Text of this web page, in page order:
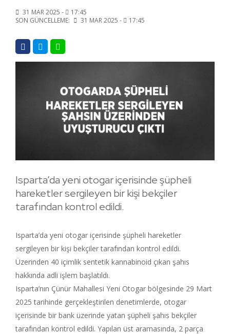
31 MAR 2025 -
17:45
SON GÜNCELLEME:
31 MAR 2025 - 17:45
Isparta’da yeni otogar içerisinde şüpheli
hareketler sergileyen bir kişi bekçiler
tarafından kontrol edildi.
Isparta’da yeni otogar içerisinde şüpheli hareketler
sergileyen bir kişi bekçiler tarafından kontrol edildi.
Üzerinden 40 içimlik sentetik kannabinoid çıkan şahıs
hakkında adli işlem başlatıldı.
Isparta’nın Çünür Mahallesi Yeni Otogar bölgesinde 29 Mart
2025 tarihinde gerçekleştirilen denetimlerde, otogar
içerisinde bir bank üzerinde yatan şüpheli şahıs bekçiler
tarafından kontrol edildi. Yapılan üst aramasında, 2 parça